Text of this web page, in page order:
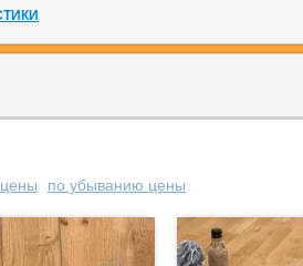
по убыванию цены